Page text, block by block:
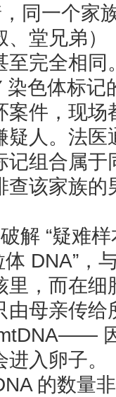
同一个家
、堂兄弟
至完全相同
色体标记
案件，现场
疑人。法医
记组合属于
查该家族的
“疑难样
DNA”，
里，而在细
由母亲传给
入卵子。
的数量非